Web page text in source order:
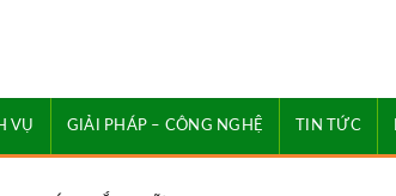
VỤ GIẢI PHÁP – CÔNG NGHỆ TIN TỨC